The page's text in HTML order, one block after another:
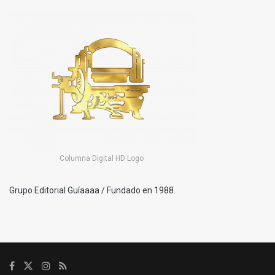
Columna Digital HD Logo
Grupo Editorial Guíaaaa / Fundado en 1988.